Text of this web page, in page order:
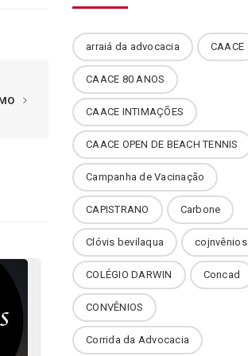
arraiá da advocacia CAACE
CAACE 80 ANOS
CAACE INTIMAÇÕES
CAACE OPEN DE BEACH TENNIS
Campanha de Vacinação
CAPISTRANO Carbone
Clóvis bevilaqua cojnvênios
COLÉGIO DARWIN Concad
CONVÊNIOS
Corrida da Advocacia